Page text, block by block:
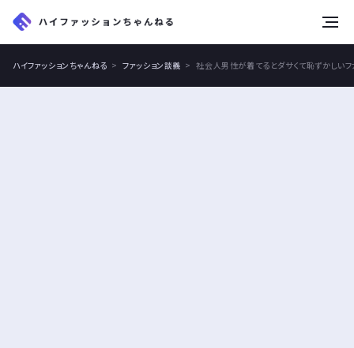
ハイファッションちゃんねる ファッション談義 社会人男性が着てるとダサくて恥ずかしいフ